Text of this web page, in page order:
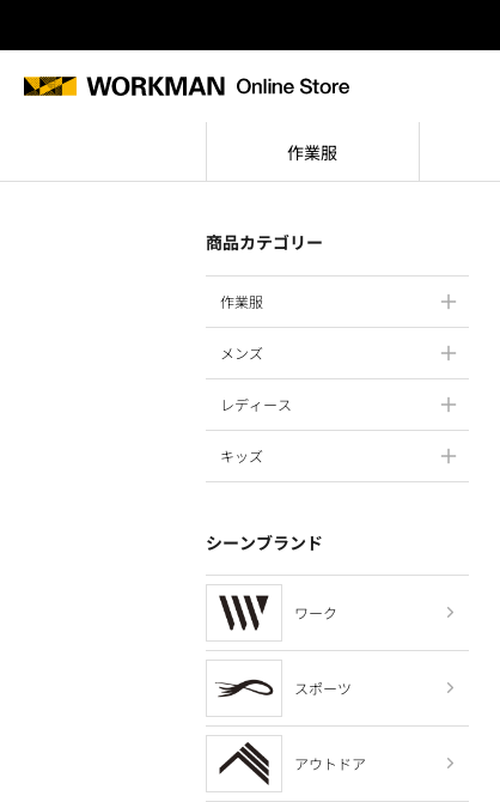
作業服
商品カテゴリー
作業服
メンズ
レディース
キッズ
シーンブランド
ワーク
スポーツ
アウトドア